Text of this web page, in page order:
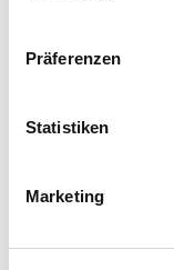
Präferenzen
Statistiken
Marketing
portion)